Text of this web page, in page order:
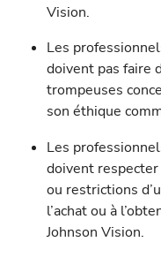
Vision.
Les
doivent pas faire
trompeuses
son éthique
Les
doivent
ou restrictions
l’achat ou à
Johnson Vision.